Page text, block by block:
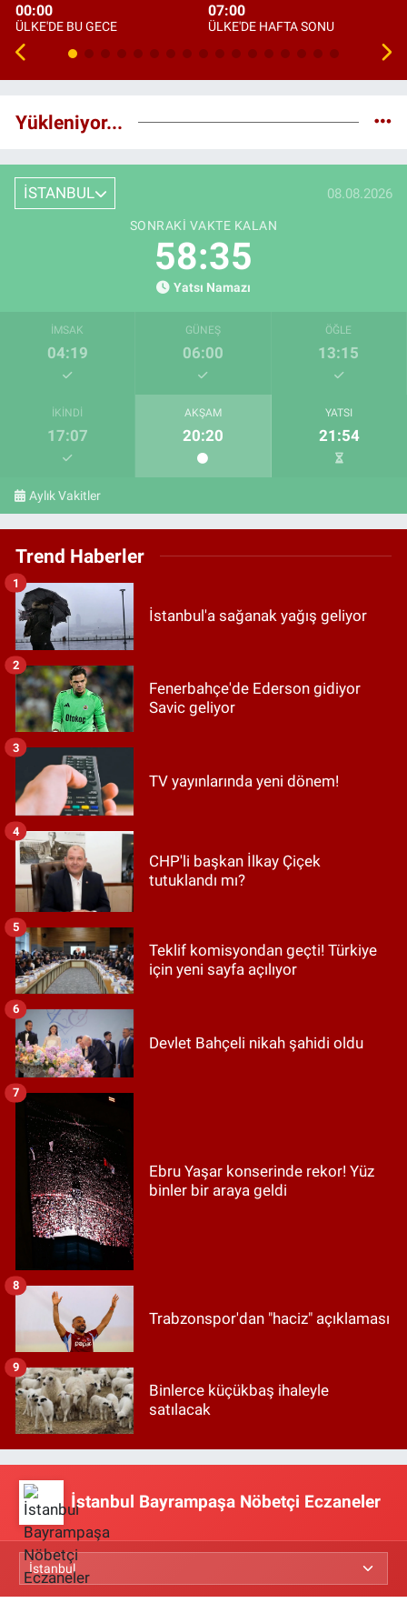
00:00
ÜLKE'DE BU GECE
07:00
ÜLKE'DE HAFTA SONU
Yükleniyor...
İSTANBUL 08.08.2026
SONRAKI VAKTE KALAN
58:34
Yatsı Namazı
İMSAK
04:19
GÜNEŞ
06:00
ÖĞLE
13:15
İKINDI
17:07
AKŞAM
20:20
YATSI
21:54
Aylık Vakitler
Trend Haberler
İstanbul'a sağanak yağış geliyor
1
Fenerbahçe'de Ederson gidiyor
Savic geliyor
2
TV yayınlarında yeni dönem!
3
CHP'li başkan İlkay Çiçek
tutuklandı mı?
4
Teklif komisyondan geçti! Türkiye
için yeni sayfa açılıyor
5
Devlet Bahçeli nikah şahidi oldu
6
Ebru Yaşar konserinde rekor! Yüz
binler bir araya geldi
7
Trabzonspor'dan "haciz" açıklaması
8
Binlerce küçükbaş ihaleyle
satılacak
9
İstanbul Bayrampaşa Nöbetçi Eczaneler